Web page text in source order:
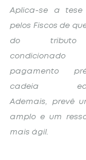
Aplica-se a tese
pelos Fiscos de
do
pagamento
cadeia
Ademais, prevê
amplo e um
mais ágil.